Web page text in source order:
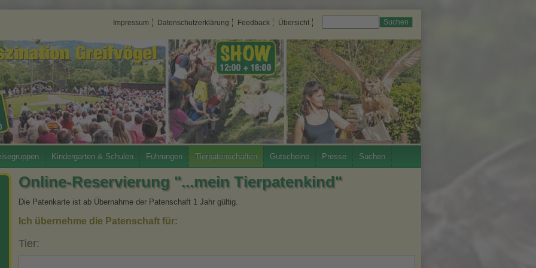
Impressum Datenschutzerklärung Feedback Übersicht Suchen
Kindergarten & Schulen Führungen Tierpatenschaften Gutscheine Presse Suchen
Online-Reservierung "...mein Tierpatenkind"
Die Patenkarte ist ab Übernahme der Patenschaft 1 Jahr gültig.
Ich übernehme die Patenschaft für:
Tier: